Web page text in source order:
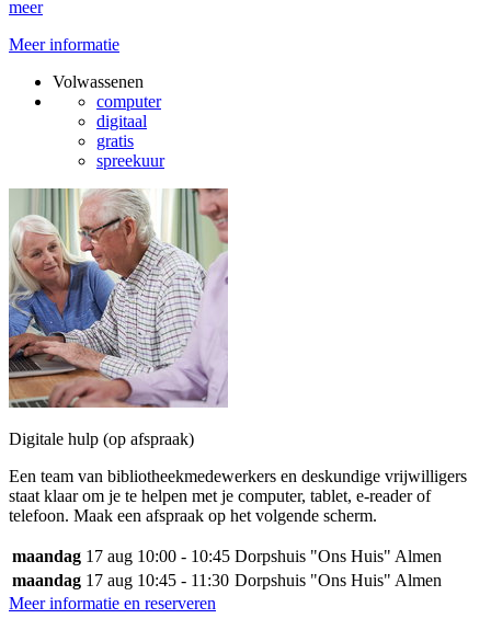
meer
Meer informatie
Volwassenen
computer
digitaal
gratis
spreekuur
Digitale hulp (op afspraak)
Een team van bibliotheekmedewerkers en deskundige vrijwilligers
staat klaar om je te helpen met je computer, tablet, e-reader of
telefoon. Maak een afspraak op het volgende scherm.
maandag 17 aug 10:00 - 10:45 Dorpshuis "Ons Huis" Almen
maandag 17 aug 10:45 - 11:30 Dorpshuis "Ons Huis" Almen
Meer informatie en reserveren